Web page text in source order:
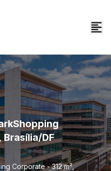
Brasília/DF
Corporate - 312 m²,